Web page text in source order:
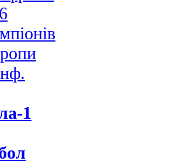
1